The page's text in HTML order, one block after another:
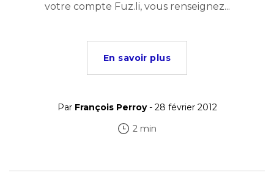
votre compte Fuz.li, vous renseignez...
En savoir plus
Par François Perroy- 28 février 2012
2 min